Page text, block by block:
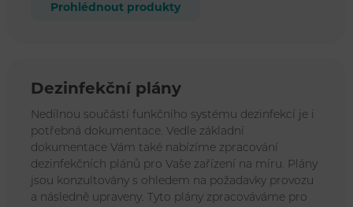
Prohlédnout produkty
Dezinfekční plány
Nedílnou součástí funkčního systému dezinfekcí je i
potřebná dokumentace. Vedle základní
dokumentace Vám také nabízíme zpracování
dezinfekčních plánů pro Vaše zařízení na míru. Plány
jsou konzultovány s ohledem na požadavky provozu
a následně upraveny. Tyto plány zpracováváme pro